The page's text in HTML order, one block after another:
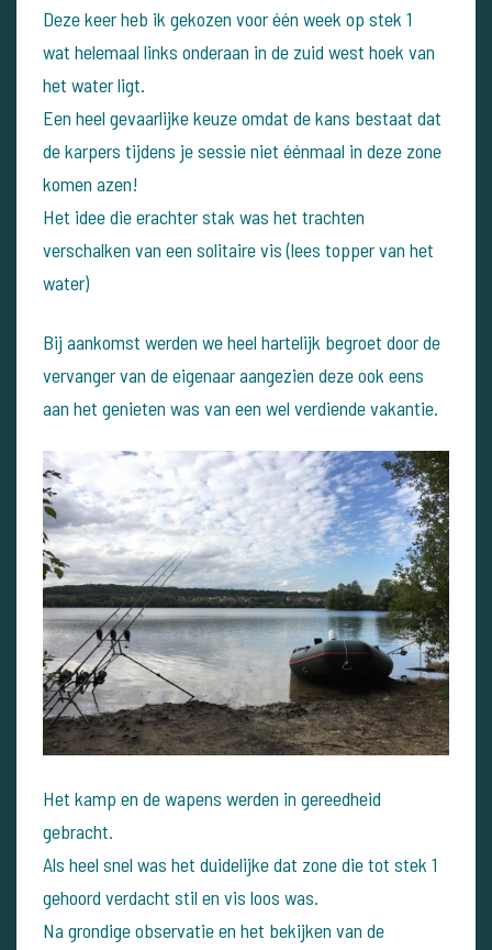
Deze keer heb ik gekozen voor één week op stek 1
wat helemaal links onderaan in de zuid west hoek van
het water ligt.
Een heel gevaarlijke keuze omdat de kans bestaat dat
de karpers tijdens je sessie niet éénmaal in deze zone
komen azen!
Het idee die erachter stak was het trachten
verschalken van een solitaire vis (lees topper van het
water)
Bij aankomst werden we heel hartelijk begroet door de
vervanger van de eigenaar aangezien deze ook eens
aan het genieten was van een wel verdiende vakantie.
Het kamp en de wapens werden in gereedheid
gebracht.
Als heel snel was het duidelijke dat zone die tot stek 1
gehoord verdacht stil en vis loos was.
Na grondige observatie en het bekijken van de